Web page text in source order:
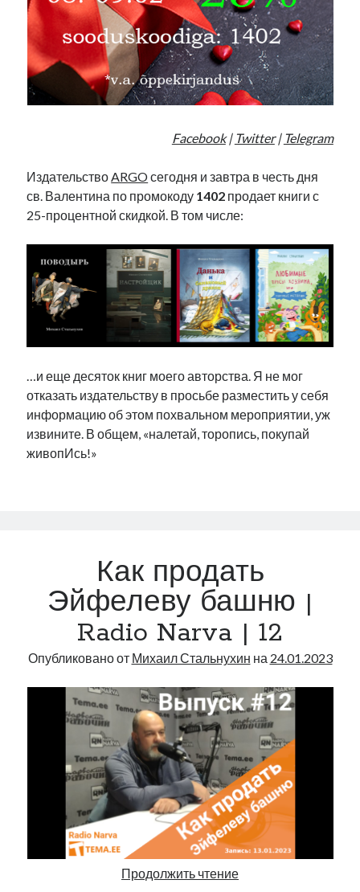
Facebook| Twitter| Telegram
ИздательствоARGOсегодня и завтра в честь дня
св. Валентина по промокоду 1402 продает книги с
25-процентной скидкой. В том числе:
…и еще десяток книг моего авторства. Я не мог
отказать издательству в просьбе разместить у себя
информацию об этом похвальном мероприятии, уж
извините. В общем, «налетай, торопись, покупай
живопИсь!»
Как продать
Эйфелеву башню |
Radio Narva | 12
Опубликовано от Михаил Стальнухин на 24.01.2023
Продолжить чтениеКак